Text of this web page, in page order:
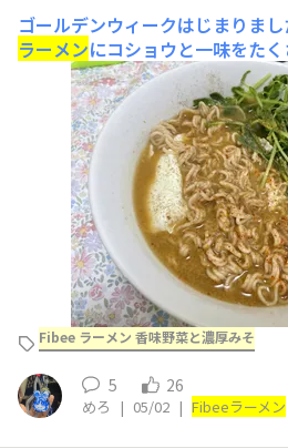
ゴールデンウィークはじまりまし
ラーメンにコショウと一味をた
麺とハーフアンドハーフくらい
Fibee ラーメン 香味野菜と濃厚みそ
5 26
めろ | 05/02 | Fibeeラーメン